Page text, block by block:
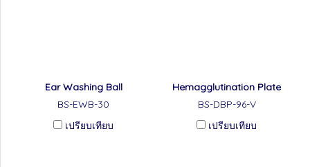
Ear Washing Ball
BS-EWB-30
เปรียบเทียบ
Hemagglutination Plate
BS-DBP-96-V
เปรียบเทียบ